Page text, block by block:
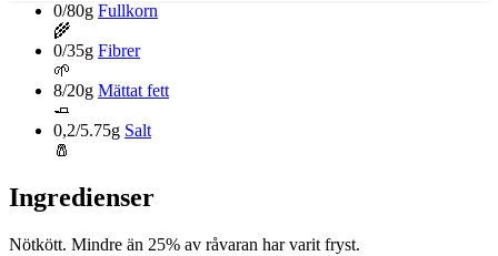
0/80g Fullkorn
🌾
0/35g Fibrer
🌱
8/20g Mättat fett
🧈
0,2/5.75g Salt
🧂
Ingredienser
Nötkött. Mindre än 25% av råvaran har varit fryst.